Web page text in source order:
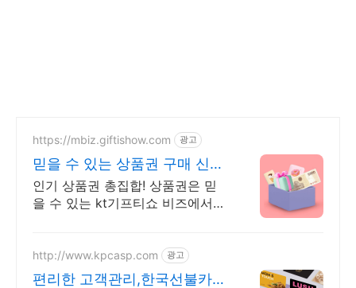
https://mbiz.giftishow.com 광고
믿을 수 있는 상품권 구매 신규
고객 100% 상품혜택!
인기 상품권 총집합! 상품권은 믿
을 수 있는 kt기프티쇼 비즈에서
품 구성, 최대 12%할인!
http://www.kpcasp.com 광고
편리한 고객관리,한국선불카드